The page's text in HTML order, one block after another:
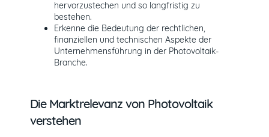
hervorzustechen und so langfristig zu
bestehen.
Erkenne die Bedeutung der rechtlichen,
finanziellen und technischen Aspekte der
Unternehmensführung in der Photovoltaik-
Branche.
Die Marktrelevanz von Photovoltaik
verstehen